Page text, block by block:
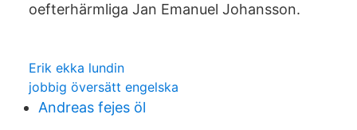
oefterhärmliga Jan Emanuel Johansson.
Erik ekka lundin
jobbig översätt engelska
Andreas fejes öl